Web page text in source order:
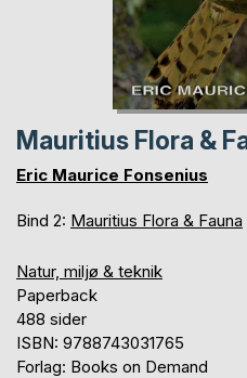
Mauritius Flora &
Eric Maurice Fonsenius
Bind 2: Mauritius Flora & Fauna
Natur, miljø & teknik
Paperback
488 sider
ISBN: 9788743031765
Forlag: Books on Demand